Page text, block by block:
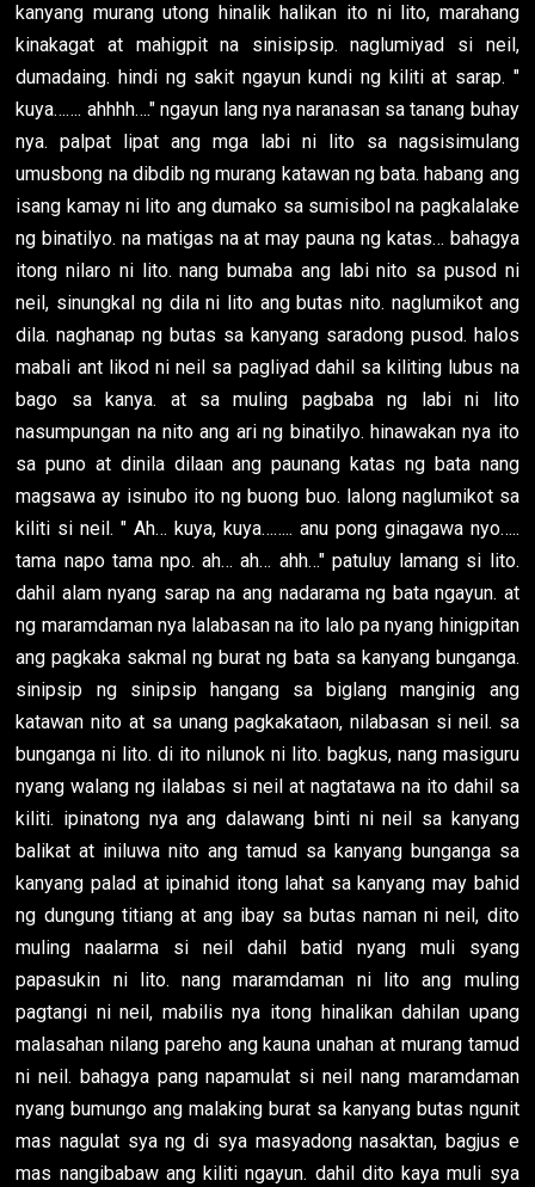
kanyang murang utong hinalik halikan ito ni lito, marahang
kinakagat at mahigpit na sinisipsip. naglumiyad si neil,
dumadaing. hindi ng sakit ngayun kundi ng kiliti at sarap. "
kuya……. ahhhh…." ngayun lang nya naranasan sa tanang buhay
nya. palpat lipat ang mga labi ni lito sa nagsisimulang
umusbong na dibdib ng murang katawan ng bata. habang ang
isang kamay ni lito ang dumako sa sumisibol na pagkalalake
ng binatilyo. na matigas na at may pauna ng katas… bahagya
itong nilaro ni lito. nang bumaba ang labi nito sa pusod ni
neil, sinungkal ng dila ni lito ang butas nito. naglumikot ang
dila. naghanap ng butas sa kanyang saradong pusod. halos
mabali ant likod ni neil sa pagliyad dahil sa kiliting lubus na
bago sa kanya. at sa muling pagbaba ng labi ni lito
nasumpungan na nito ang ari ng binatilyo. hinawakan nya ito
sa puno at dinila dilaan ang paunang katas ng bata nang
magsawa ay isinubo ito ng buong buo. lalong naglumikot sa
kiliti si neil. " Ah… kuya, kuya…….. anu pong ginagawa nyo…..
tama napo tama npo. ah… ah… ahh…" patuluy lamang si lito.
dahil alam nyang sarap na ang nadarama ng bata ngayun. at
ng maramdaman nya lalabasan na ito lalo pa nyang hinigpitan
ang pagkaka sakmal ng burat ng bata sa kanyang bunganga.
sinipsip ng sinipsip hangang sa biglang manginig ang
katawan nito at sa unang pagkakataon, nilabasan si neil. sa
bunganga ni lito. di ito nilunok ni lito. bagkus, nang masiguru
nyang walang ng ilalabas si neil at nagtatawa na ito dahil sa
kiliti. ipinatong nya ang dalawang binti ni neil sa kanyang
balikat at iniluwa nito ang tamud sa kanyang bunganga sa
kanyang palad at ipinahid itong lahat sa kanyang may bahid
ng dungung titiang at ang ibay sa butas naman ni neil, dito
muling naalarma si neil dahil batid nyang muli syang
papasukin ni lito. nang maramdaman ni lito ang muling
pagtangi ni neil, mabilis nya itong hinalikan dahilan upang
malasahan nilang pareho ang kauna unahan at murang tamud
ni neil. bahagya pang napamulat si neil nang maramdaman
nyang bumungo ang malaking burat sa kanyang butas ngunit
mas nagulat sya ng di sya masyadong nasaktan, bagjus e
mas nangibabaw ang kiliti ngayun. dahil dito kaya muli sya